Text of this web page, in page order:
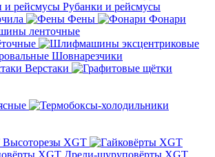
Рубанки и рейсмусы
Фены
Фонари
ленточные
Шовнарезчики
Верстаки
Высоторезы XGT
Дрели-шуруповёрты XGT